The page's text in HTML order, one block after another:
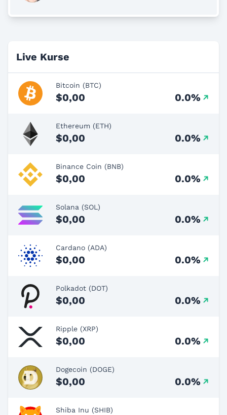
Live Kurse
Bitcoin (BTC)
$0,00 0.0%
Ethereum (ETH)
$0,00 0.0%
Binance Coin (BNB)
$0,00 0.0%
Solana (SOL)
$0,00 0.0%
Cardano (ADA)
$0,00 0.0%
Polkadot (DOT)
$0,00 0.0%
Ripple (XRP)
$0,00 0.0%
Dogecoin (DOGE)
$0,00 0.0%
Shiba Inu (SHIB)